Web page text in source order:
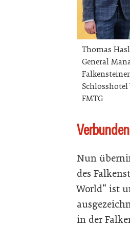
Thomas
General
Falkensteiner
Schlosshotel
FMTG
Nun
des
World“ ist
in der